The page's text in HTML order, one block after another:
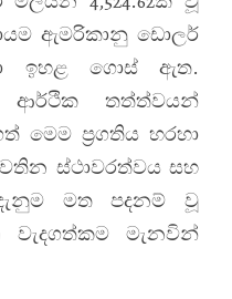
ඇමරිකානු ඩොලර්
ඉහළ ගොස් ඇත.
ආර්ථික තත්ත්වයන්
මෙම ප්‍රගතිය හරහා
ස්ථාවරත්වය සහ
මත පදනම් වූ
මැනවින්